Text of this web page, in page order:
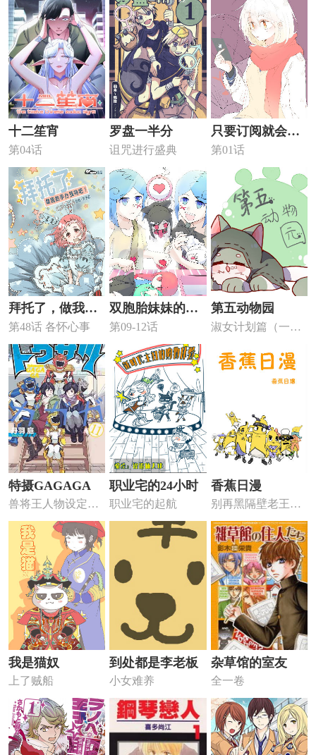
十二笙宵
第04话
罗盘一半分
诅咒进行盛典
只要订阅就会升
温的love hotel直
第01话
拜托了，做我的
手办模特吧！
第48话 各怀心事
双胞胎妹妹的日
常
第09-12话
第五动物园
淑女计划篇（一）
特摄GAGAGA
兽将王人物设定
21（剧中剧人物设
定21）
职业宅的24小时
职业宅的起航
香蕉日漫
别再黑隔壁老王
了，至少人家治得
了不孕不育啊！
我是猫奴
上了贼船
到处都是李老板
小女难养
杂草馆的室友
全一卷